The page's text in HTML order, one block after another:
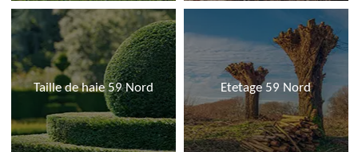
Taille de haie 59 Nord Etetage 59 Nord